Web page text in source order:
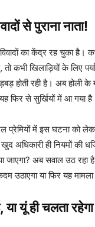
से पुराना नाता!
का केंद्र रह चुका है।
कभी खिलाड़ियों के लिए
होती रही है। अब होली के
यह फिर से सुर्खियों में आ गया
प्रेमियों में इस घटना को
अधिकारी ही नियमों की
जाएगा? अब सवाल उठ रहा
या फिर यह मामला
या यूं ही चलता